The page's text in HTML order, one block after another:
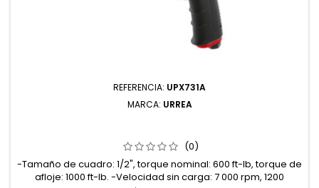
REFERENCIA: UPX731A
MARCA: URREA
HAMME URREA
(0)
-Tamaño de cuadro: 1/2", torque nominal: 600 ft-lb, torque de
afloje: 1000 ft-lb. -Velocidad sin carga: 7 000 rpm, 1200